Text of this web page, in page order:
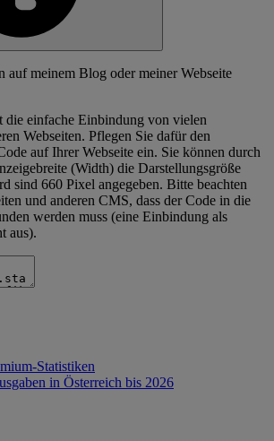
meinem Blog oder meiner Webseite
die einfache Einbindung von vielen
Webseiten. Pflegen Sie dafür den
auf Ihrer Webseite ein. Sie können durch
(Width) die Darstellungsgröße
sind 660 Pixel angegeben. Bitte beachten
und anderen CMS, dass der Code in die
werden muss (eine Einbindung als
aus).
Statistiken
in Österreich bis 2026